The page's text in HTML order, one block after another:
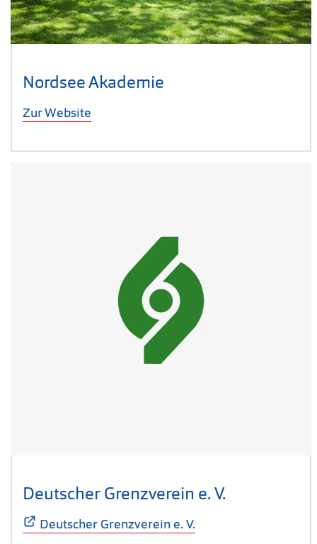
Nordsee Akademie
Zur Website
Deutscher Grenzverein e. V.
Deutscher Grenzverein e. V.